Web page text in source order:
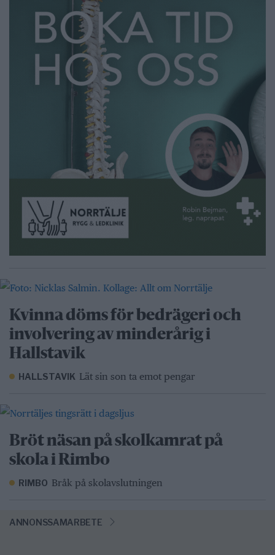
Kvinna döms för bedrägeri och
involvering av minderårig i
Hallstavik
HALLSTAVIK Lät sin son ta emot pengar
Bröt näsan på skolkamrat på
skola i Rimbo
RIMBO Bråk på skolavslutningen
ANNONSSAMARBETE